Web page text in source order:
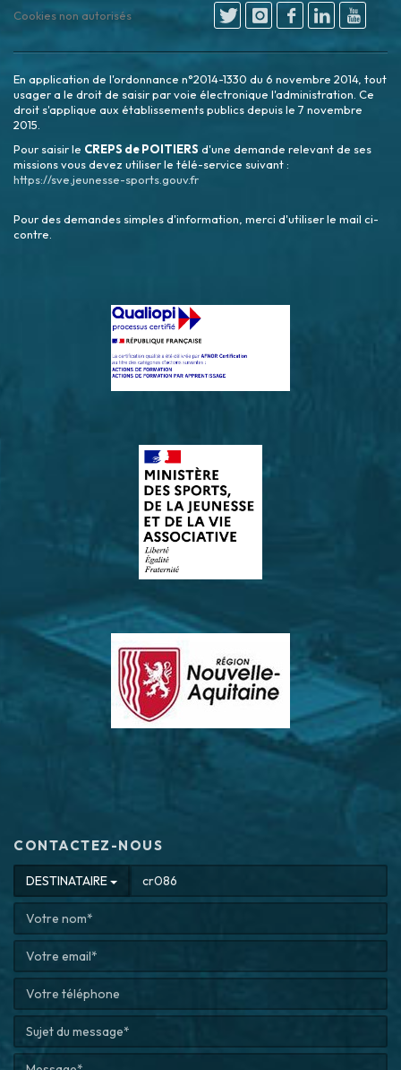
Cookies non autorisés
En application de l'ordonnance n°2014-1330 du 6 novembre 2014, tout
usager a le droit de saisir par voie électronique l'administration. Ce
droit s'applique aux établissements publics depuis le 7 novembre
2015.
Pour saisir le CREPS de POITIERS d'une demande relevant de ses
missions vous devez utiliser le télé-service suivant :
https://sve.jeunesse-sports.gouv.fr
Pour des demandes simples d'information, merci d'utiliser le mail ci-
contre.
CONTACTEZ-NOUS
DESTINATAIRE